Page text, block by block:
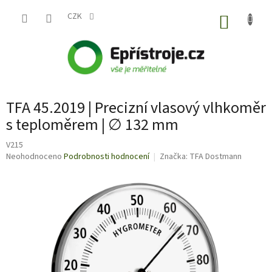
CZK
TFA 45.2019 | Precizní vlasový vlhkoměr
s teploměrem | ∅ 132 mm
V215
Průměrné
Neohodnoceno Podrobnosti hodnocení Značka: TFA Dostmann